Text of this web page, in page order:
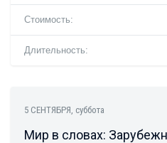
Стоимость:
Длительность:
5 СЕНТЯБРЯ, суббота
Мир в словах: